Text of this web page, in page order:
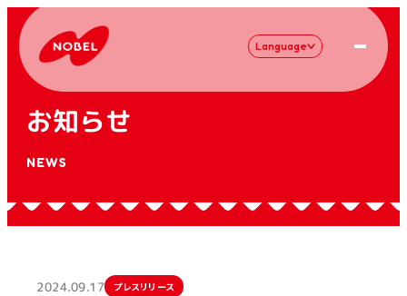
Language
お知らせ
NEWS
2024.09.17 プレスリリース